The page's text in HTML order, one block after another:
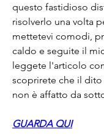
questo fastidioso
risolverlo una volta
mettetevi comodi,
caldo e seguite il
leggete l'articolo
scoprirete che il
non è affatto da
GUARDA QUI